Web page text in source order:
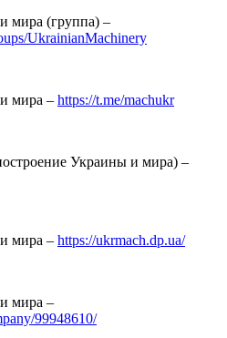
мира (группа) –
UkrainianMachinery
мира – https://t.me/machukr
Украины и мира) –
мира – https://ukrmach.dp.ua/
мира –
99948610/